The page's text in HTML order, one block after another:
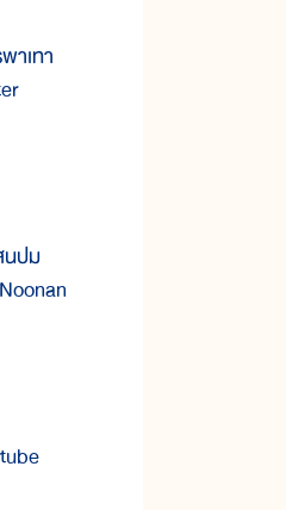
าเทา
นปม